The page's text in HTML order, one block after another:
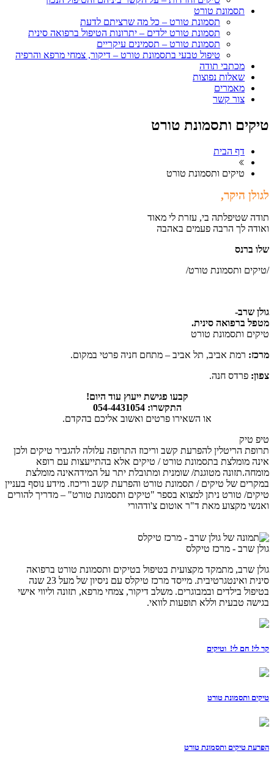
תסמונת טורט
תסמונת טורט – כל מה שרציתם לדעת
תסמונת טורט ילדים – יתרונות הטיפול ברפואה סינית
תסמונת טורט – תסמינים עיקריים
טיפול טבעי בתסמונת טורט – דיקור, צמחי מרפא והרפיה
מכתבי תודה
שאלות נפוצות
מאמרים
צור קשר
טיקים ותסמונת טורט
דף הבית
טיקים ותסמונת טורט
לגולן היקר,
תודה שטיפלתה בי, עזרת לי מאוד
ואודה לך הרבה פעמים באהבה
שלו ברנס
/טיקים ותסמונת טורט/
גולן שרב-
מטפל ברפואה סינית.
טיקים ותסמונת טורט
מרכז: רמת אביב, תל אביב – מתחם חניה פרטי במקום.
צפון: פרדס חנה.
קבעו פגישת ייעוץ עוד היום!
התקשרו: 054-4431054
או השאירו פרטים ואשוב אליכם בהקדם.
טיפ טיק
תרופת הריטלין להפרעת קשב וריכוז התרופה עלולה להגביר טיקים ולכן
אינה מומלצת בתסמונת טורט / טיקים אלא בהתייעצות עם רופא
מומחה.תזונה מטוגנת/ שומנית ומתובלת יתר על המידהאינה מומלצת
במקרים של טיקים / תסמונת טורט והפרעת קשב וריכוז. מידע נוסף בעניין
טיקים/ טורט ניתן למצוא בספר "טיקים ותסמונת טורט" – מדריך להורים
ואנשי מקצוע מאת ד"ר אוטום צ'ודהורי
גולן שרב - מרכז טיקלס
גולן שרב, מתמקד מקצועית בטיפול בטיקים ותסמונת טורט ברפואה
סינית ואינטגרטיבית. מייסד מרכז טיקלס עם ניסיון של מעל 23 שנה
בטיפול בילדים ובמבוגרים. משלב דיקור, צמחי מרפא, תזונה וליווי אישי
בגישה טבעית וללא תופעות לוואי.
קר לי! חם לי! וטיקים
טיקים ותסמונת טורט
הפרעת טיקים ותסמונת טורט